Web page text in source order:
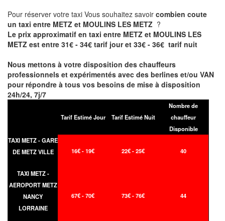
Pour réserver votre taxi Vous souhaitez savoir combien coute
un taxi entre METZ et MOULINS LES METZ ?
Le prix approximatif en taxi entre METZ et MOULINS LES
METZ est entre 31€ - 34€ tarif jour et 33€ - 36€ tarif nuit
Nous mettons à votre disposition des chauffeurs
professionnels et expérimentés avec des berlines et/ou VAN
pour répondre à tous vos besoins de mise à disposition
24h/24, 7j/7
Tarif Estimé Jour Tarif Estimé Nuit
Nombre de
chauffeur
Disponible
TAXI METZ - GARE
DE METZ VILLE
16€ - 19€ 22€ - 25€ 40
TAXI METZ -
AEROPORT METZ
NANCY
LORRAINE
67€ - 70€ 73€ - 76€ 44